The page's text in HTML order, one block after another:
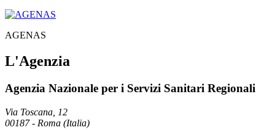
AGENAS
L'Agenzia
Agenzia Nazionale per i Servizi Sanitari Regionali
Via Toscana, 12
00187- Roma (Italia)